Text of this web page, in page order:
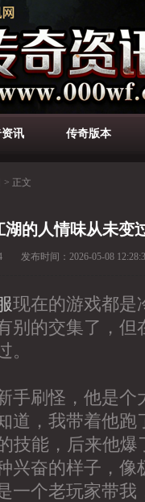
讯 传奇版本
> 正文
湖的人情味从未变
发布时间： 2026-05-08
现在的游戏都是
别的交集了，但
手刷怪，他是个
道，我带着他跑
技能，后来他
兴奋的样子，像
一个老玩家带我